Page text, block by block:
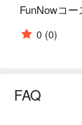
FunNowコ
0 (0)
FAQ